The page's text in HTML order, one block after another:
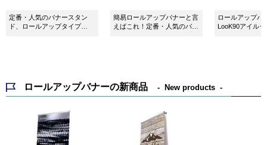
定番・人気のバナースタン
ド、ロールアップタイプ
簡易ロールアップバナーと言
えばこれ！定番・人気のバナ
ロールアップバ
LooK90アイル
ロールアップバナーの新商品 New products